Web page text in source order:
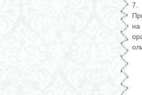
7.
на